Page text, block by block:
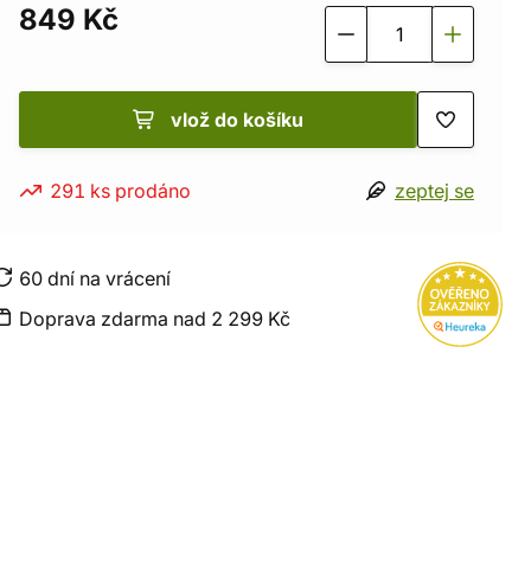
849 Kč
vlož do košíku
291 ks prodáno zeptej se
60 dní na vrácení
Doprava zdarma nad 2 299 Kč